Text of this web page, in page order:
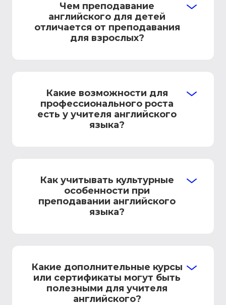
Чем преподавание
английского для детей
отличается от преподавания
для взрослых?
Какие возможности для
профессионального роста
есть у учителя английского
языка?
Как учитывать культурные
особенности при
преподавании английского
языка?
Какие дополнительные курсы
или сертификаты могут быть
полезными для учителя
английского?